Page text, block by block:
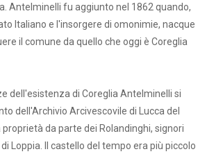
Antelminelli fu aggiunto nel 1862 quando,
Italiano e l'insorgere di omonimie, nacque
il comune da quello che oggi è Coreglia
dell'esistenza di Coreglia Antelminelli si
dell'Archivio Arcivescovile di Lucca del
da parte dei Rolandinghi, signori
Loppia. Il castello del tempo era più piccolo